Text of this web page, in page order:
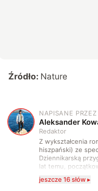
Źródło: Nature
A
NAPISANE PRZEZ
Aleksander
Redaktor
Z wykształcenia
hiszpański) ze
Dziennikarską
lat temu,
komputerowych i
zdecydowanie
jeszcze 16 słów ▸